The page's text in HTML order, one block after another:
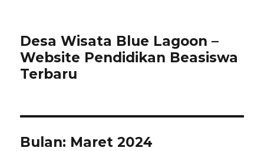
Desa Wisata Blue Lagoon –
Website Pendidikan Beasiswa
Terbaru
Bulan: Maret 2024